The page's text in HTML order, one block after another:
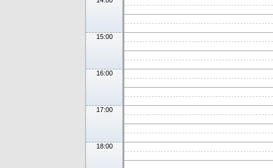
15:00
16:00
17:00
18:00